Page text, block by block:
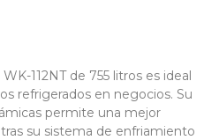
112NT de 755 litros es ideal
refrigerados en negocios. Su
permite una mejor
su sistema de enfriamiento